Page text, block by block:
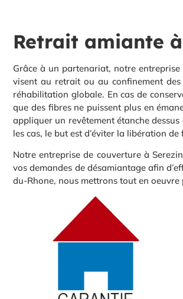
Retrait amiante
Grâce à un partenariat, notre
visent au retrait ou au confinement
réhabilitation globale. En cas de
que des fibres ne puissent plus en
appliquer un revêtement étanche
les cas, le but est d’éviter la libération de
Notre entreprise de couverture à
vos demandes de désamiantage afin
du-Rhone, nous mettrons tout en